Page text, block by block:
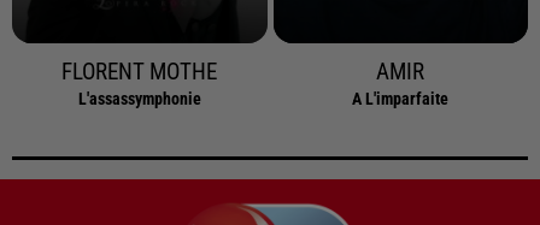
FLORENT MOTHE
L'assassymphonie
AMIR
A L'imparfaite